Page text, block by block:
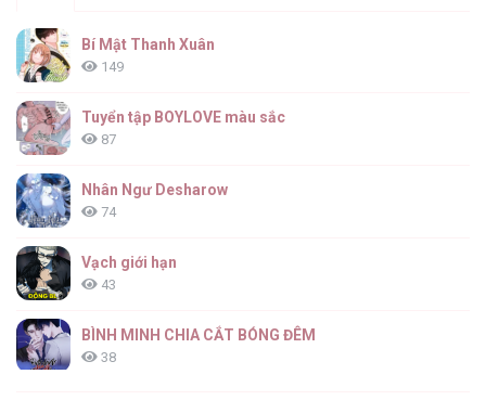
Bí Mật Thanh Xuân
149
Tuyển tập BOYLOVE màu sắc
87
Nhân Ngư Desharow
74
Vạch giới hạn
43
BÌNH MINH CHIA CẮT BÓNG ĐÊM
38